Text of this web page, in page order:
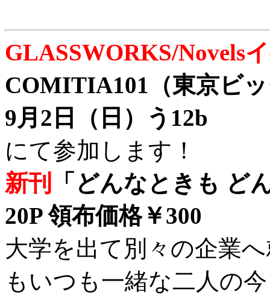
GLASSWORKS/Novels
COMITIA101（東京ビ
9月2日（日）う12b
にて参加します！
新刊
「どんなときも ど
20P 領布価格￥300
大学を出て別々の企業
もいつも一緒な二人の